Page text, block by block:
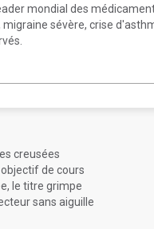
mondial des
sévère, crise
creusées
de cours
le titre grimpe
sans aiguille